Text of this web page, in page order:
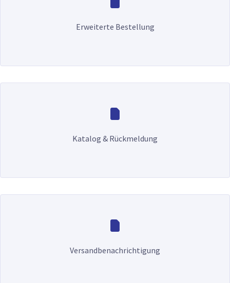
Erweiterte Bestellung
Katalog & Rückmeldung
Versandbenachrichtigung